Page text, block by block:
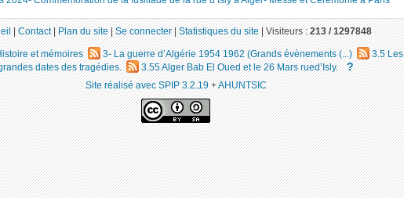
|Contact|Plan du site|Se connecter|Statistiques du site|Visiteurs :213 / 1297848
et mémoires 3- La guerre d’Algérie 1954 1962 (Grands évènements (...)
3.5 Les
dates des tragédies.
3.55 Alger Bab El Oued et le 26 Mars rued’Isly. ?
Site réalisé avec SPIP 3.2.19+AHUNTSIC